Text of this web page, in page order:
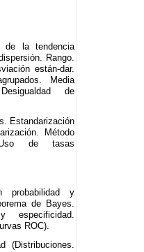
de la tendencia
Rango.
están-dar.
Media
de
Estandarización
Método
de tasas
probabilidad y
de Bayes.
especificidad.
ROC).
(Distribuciones.